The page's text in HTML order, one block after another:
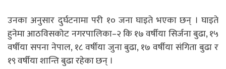
उनका अनुसार दुर्घटनामा परी १० जना घाइते भएका छन् । घाइते
हुनेमा आठविसकोट नगरपालिका–२ कि १७ वर्षीया सिर्जना बुढा, १५
वर्षीया सपना नेपाल, १८ वर्षीया जुना बुढा, १७ वर्षीया संगिता बुढा र
१९ वर्षीया शान्ति बुढा रहेका छन् ।